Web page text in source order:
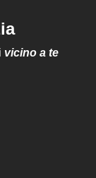
vicino a te